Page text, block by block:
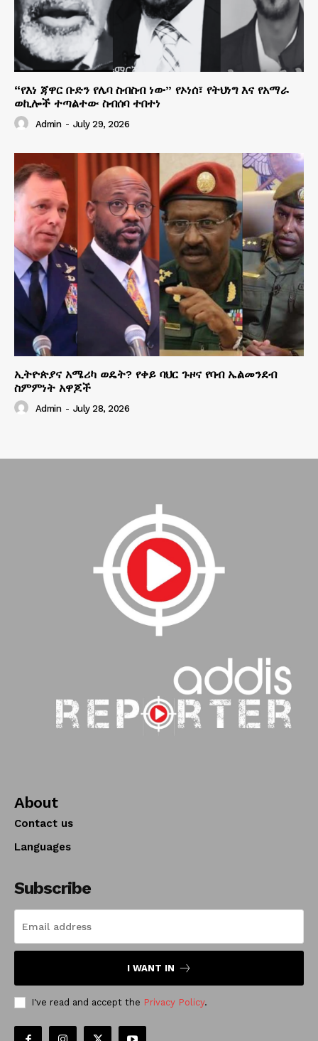
“የእነ ጃዋር ቡድን የሌባ ስብስብ ነው” የኦነሰ፣ የትህነግ እና የአማራ
ወኪሎች ተጣልተው ስብሰባ ተበተነ
Admin - July 29, 2026
ኢትዮጵያና አሜሪካ ወዴት? የቀይ ባህር ጉዞና የባብ ኤልመንደብ
ስምምነት አዋጆች
Admin - July 28, 2026
About
Contact us
Languages
Subscribe
I WANT IN
I've read and accept the Privacy Policy.